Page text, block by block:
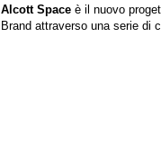
Alcott Space è il nuovo
Brand attraverso una serie di